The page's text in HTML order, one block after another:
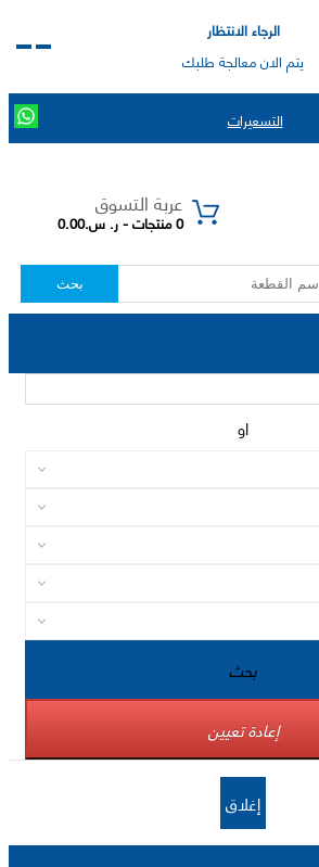
الرجاء الانتظار
يتم الان معالجة طلبك
التسعيرات
عربة التسوق
0 منتجات - ر. س.0.00
بحث
او
بحث
إعادة تعيين
إغلاق